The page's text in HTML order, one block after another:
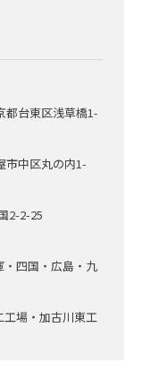
台東区浅草橋1-
中区丸の内1-
2-2-25
四国・広島・九
場・加古川東工